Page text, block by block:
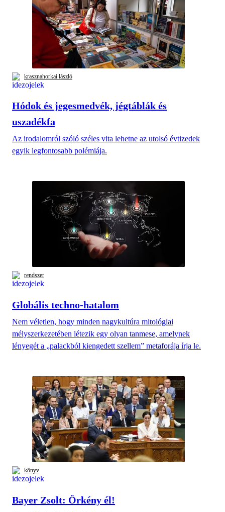
krasznahorkai lászló
Hódok és jegesmedvék, jégtáblák és
uszadékfa
Az irodalomról szóló széles vita lehetne az utolsó évtizedek
egyik legfontosabb polémiája.
rendszer
Globális techno-hatalom
Nem véletlen, hogy minden nagykultúra mitológiai
mélyszerkezetében létezik egy olyan tanmese, amelynek
lényegét a „palackból kiengedett szellem” metaforája írja le.
könyv
Bayer Zsolt: Örkény él!